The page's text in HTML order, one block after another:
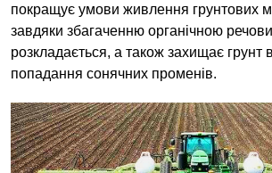
покращує умови живлення грунтових
завдяки збагаченню органічною
розкладається, а також захищає грунт
попадання сонячних променів.